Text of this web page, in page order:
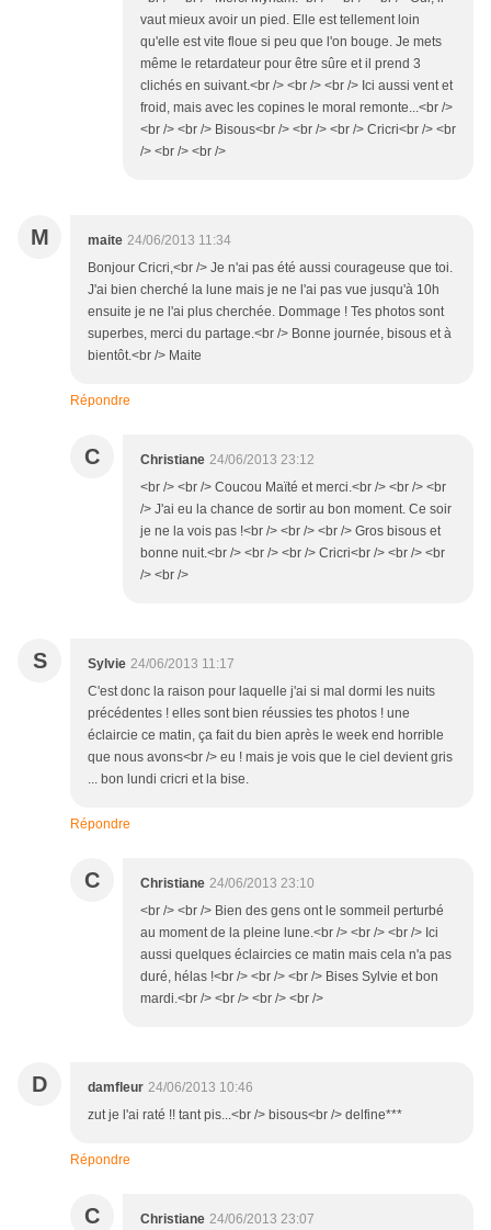
vaut mieux avoir un pied. Elle est tellement loin
qu'elle est vite floue si peu que l'on bouge. Je mets
même le retardateur pour être sûre et il prend 3
clichés en suivant.<br /> <br /> <br /> Ici aussi vent et
froid, mais avec les copines le moral remonte...<br />
<br /> <br /> Bisous<br /> <br /> <br /> Cricri<br /> <br
/> <br /> <br />
M maite 24/06/2013 11:34
Bonjour Cricri,<br /> Je n'ai pas été aussi courageuse que toi.
J'ai bien cherché la lune mais je ne l'ai pas vue jusqu'à 10h
ensuite je ne l'ai plus cherchée. Dommage ! Tes photos sont
superbes, merci du partage.<br /> Bonne journée, bisous et à
bientôt.<br /> Maite
Répondre
C Christiane 24/06/2013 23:12
<br /> <br /> Coucou Maïté et merci.<br /> <br /> <br
/> J'ai eu la chance de sortir au bon moment. Ce soir
je ne la vois pas !<br /> <br /> <br /> Gros bisous et
bonne nuit.<br /> <br /> <br /> Cricri<br /> <br /> <br
/> <br />
S Sylvie 24/06/2013 11:17
C'est donc la raison pour laquelle j'ai si mal dormi les nuits
précédentes ! elles sont bien réussies tes photos ! une
éclaircie ce matin, ça fait du bien après le week end horrible
que nous avons<br /> eu ! mais je vois que le ciel devient gris
... bon lundi cricri et la bise.
Répondre
C Christiane 24/06/2013 23:10
<br /> <br /> Bien des gens ont le sommeil perturbé
au moment de la pleine lune.<br /> <br /> <br /> Ici
aussi quelques éclaircies ce matin mais cela n'a pas
duré, hélas !<br /> <br /> <br /> Bises Sylvie et bon
mardi.<br /> <br /> <br /> <br />
D damfleur 24/06/2013 10:46
zut je l'ai raté !! tant pis...<br /> bisous<br /> delfine***
Répondre
C Christiane 24/06/2013 23:07